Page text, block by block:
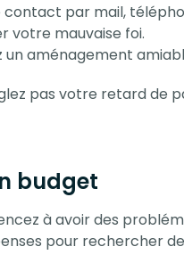
contact par mail,
votre mauvaise foi.
un aménagement
pas votre retard de
budget
à avoir des
pour rechercher